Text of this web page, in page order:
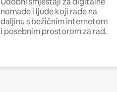
nomade i ljude koji rade na
daljinu s bežičnim internetom
i posebnim prostorom za rad.